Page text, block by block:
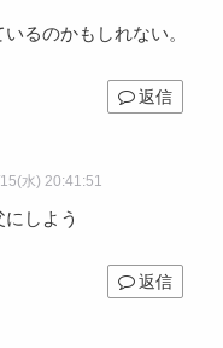
るのかもしれない。
返信
水) 20:41:51
しよう
返信